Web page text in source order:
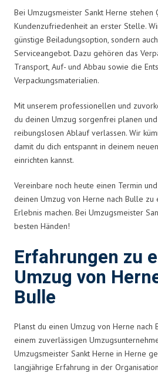
Bei Umzugsmeister Sankt Herne stehen
Kundenzufriedenheit an erster Stelle.
günstige Beiladungsoption, sondern
Serviceangebot. Dazu gehören das
Transport, Auf- und Abbau sowie die
Verpackungsmaterialien.
Mit unserem professionellen und
du deinen Umzug sorgenfrei planen
reibungslosen Ablauf verlassen. Wir
damit du dich entspannt in deinem
einrichten kannst.
Vereinbare noch heute einen Termin
deinen Umzug von Herne nach Bulle zu
Erlebnis machen. Bei Umzugsmeister
besten Händen!
Erfahrungen zu
Umzug von
Bulle
Planst du einen Umzug von Herne nach
einem zuverlässigen
Umzugsmeister Sankt Herne in Herne
langjährige Erfahrung in der